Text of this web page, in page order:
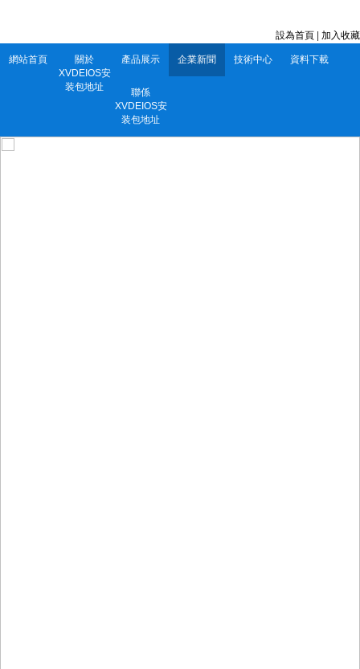
設為首頁 加入收藏
網站首頁
關於
XVDEIOS安
装包地址
產品展示 企業新聞 技術中心 資料下載
聯係
XVDEIOS安
装包地址